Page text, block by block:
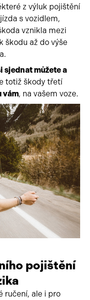
z výluk pojištění
s vozidlem,
vznikla mezi
škodu až do výše
můžete a
totiž škody třetí
vám, na vašem voze.
pojištění
ručení, ale i pro